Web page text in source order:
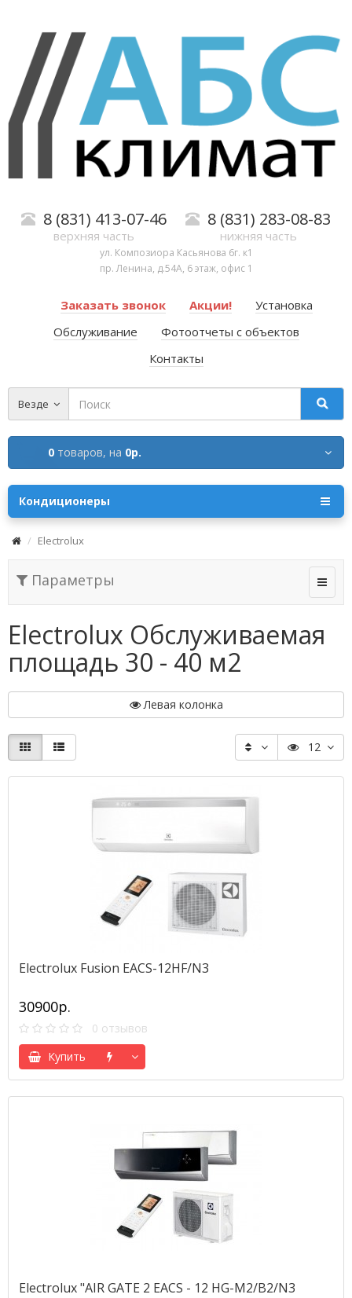
8 (831) 413-07-46
верхняя часть
8 (831) 283-08-83
нижняя часть
ул. Композиора Касьянова 6г. к1
пр. Ленина, д.54А, 6 этаж, офис 1
Заказать звонок Акции!
Установка
Обслуживание
Фотоотчеты с объектов
Контакты
Везде
0 товаров, на 0р.
Кондиционеры
Electrolux
Параметры
Electrolux Обслуживаемая
площадь 30 - 40 м2
Левая колонка
12
Electrolux Fusion EACS-12HF/N3
30900р.
0 отзывов
Купить
Electrolux "AIR GATE 2 EACS - 12 HG-M2/B2/N3